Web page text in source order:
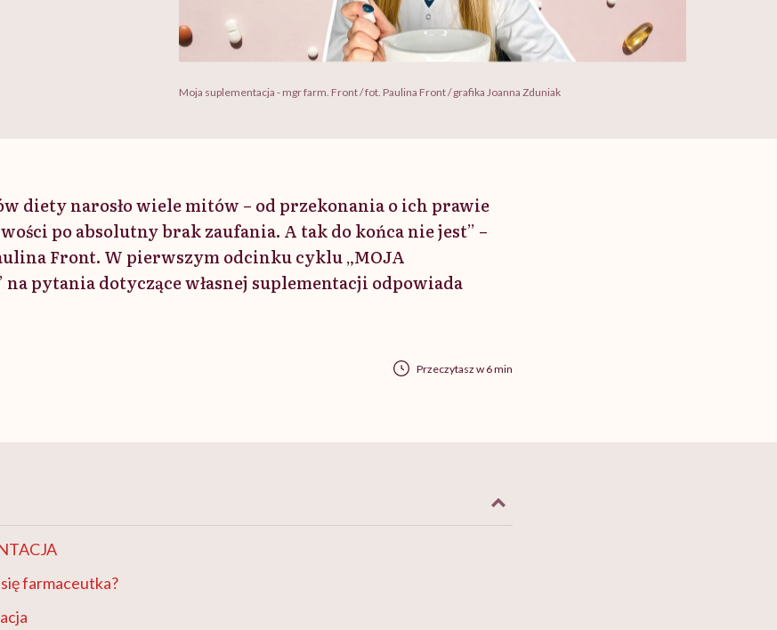
Moja suplementacja - mgr farm. Front / fot. Paulina Front / grafika Joanna Zduniak
diety narosło wiele mitów – od przekonania o ich prawie
po absolutny brak zaufania. A tak do końca nie jest” –
Front. W pierwszym odcinku cyklu „MOJA
na pytania dotyczące własnej suplementacji odpowiada
Przeczytasz w 6 min
farmaceutka?